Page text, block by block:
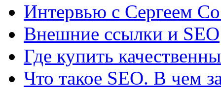
Интервью с Сергеем
Внешние ссылки и SEO
Где купить
Что такое SEO. В чем